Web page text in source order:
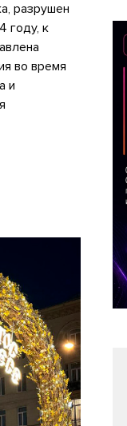
разрушен
году, к
во время
и